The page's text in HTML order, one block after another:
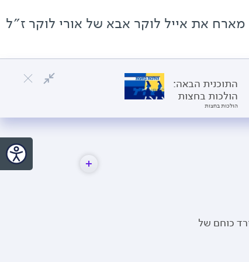
את אייל לוקר אבא של אורי לוקר ז״ל
התוכנית הבאה:
הולכות בחצות
הולכות בחצות
כוחם של